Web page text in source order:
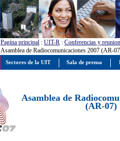
Pagína principal : UIT-R : Conferencias y
Asamblea de Radiocomunicaciones 2007 (AR-
Asamblea de
(AR-07)
Sectores de la UIT Sala de prensa